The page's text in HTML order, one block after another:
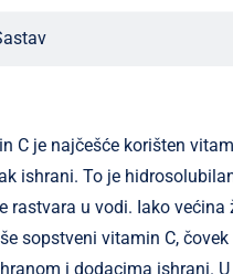
C je najčešće korišten
ishrani. To je
rastvara u vodi. Iako većina
sopstveni vitamin C,
i dodacima ishrani.